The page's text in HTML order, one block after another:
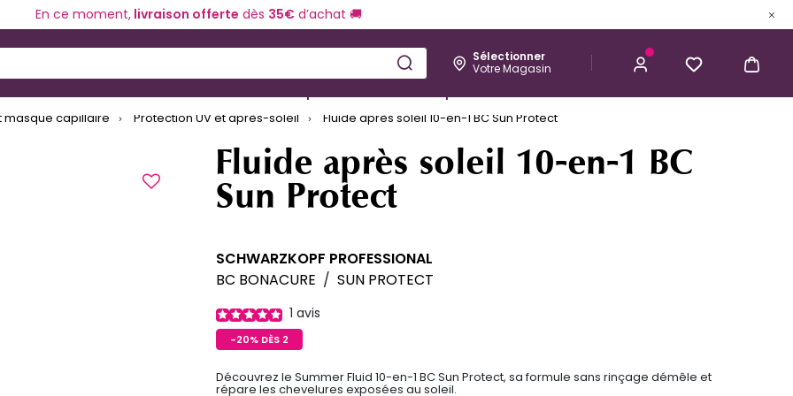
En ce moment,livraison offerte dès 35€d’achat 🚚
Sélectionner
Votre Magasin
de coiffure Coloration et technique Esthétique Homme Kérastase
masque capillaire Protection UV et après-soleil Fluide après soleil 10-en-1 BC Sun Protect
Fluide après soleil 10-en-1 BC
Sun Protect
SCHWARZKOPF PROFESSIONAL
BC BONACURE / SUN PROTECT
1 avis
-20% DÈS 2
Découvrez le Summer Fluid 10-en-1 BC Sun Protect, sa formule sans rinçage démêle et
répare les chevelures exposées au soleil.